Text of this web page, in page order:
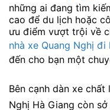
những ai đang tìm
cao để du lịch hoặc
ưu điểm vượt trội về
nhà xe Quang Nghị đi
đến cho bạn một
Bên cạnh dàn xe
Nghị Hà Giang còn